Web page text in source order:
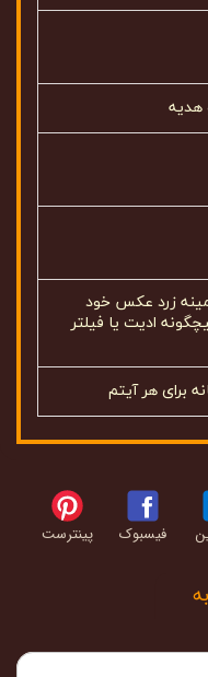
هدیه
زرد عکس خود
ادیت یا فیلتر
فیسبوک پینترست